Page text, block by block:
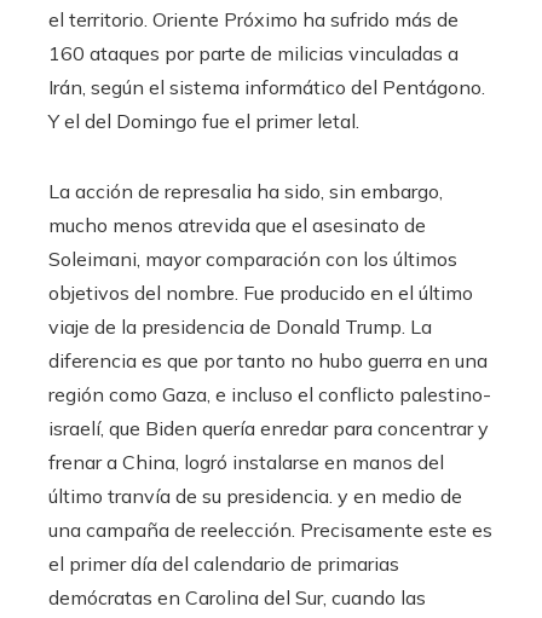
el territorio. Oriente Próximo ha sufrido más de
160 ataques por parte de milicias vinculadas a
Irán, según el sistema informático del Pentágono.
Y el del Domingo fue el primer letal.
La acción de represalia ha sido, sin embargo,
mucho menos atrevida que el asesinato de
Soleimani, mayor comparación con los últimos
objetivos del nombre. Fue producido en el último
viaje de la presidencia de Donald Trump. La
diferencia es que por tanto no hubo guerra en una
región como Gaza, e incluso el conflicto palestino-
israelí, que Biden quería enredar para concentrar y
frenar a China, logró instalarse en manos del
último tranvía de su presidencia. y en medio de
una campaña de reelección. Precisamente este es
el primer día del calendario de primarias
demócratas en Carolina del Sur, cuando las